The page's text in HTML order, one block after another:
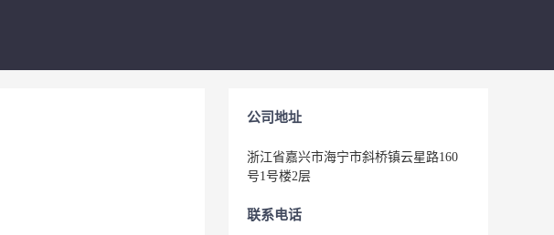
公司地址
浙江省嘉兴市海宁市斜桥镇云星路160
号1号楼2层
联系电话